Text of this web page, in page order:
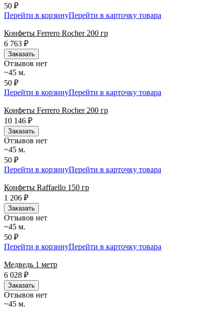
50 ₽
Перейти в корзинуПерейти в карточку товара
Конфеты Ferrero Rocher 200 гр
6 763 ₽
Заказать
Отзывов нет
~45 м.
50 ₽
Перейти в корзинуПерейти в карточку товара
Конфеты Ferrero Rocher 200 гр
10 146 ₽
Заказать
Отзывов нет
~45 м.
50 ₽
Перейти в корзинуПерейти в карточку товара
Конфеты Raffaello 150 гр
1 206 ₽
Заказать
Отзывов нет
~45 м.
50 ₽
Перейти в корзинуПерейти в карточку товара
Медведь 1 метр
6 028 ₽
Заказать
Отзывов нет
~45 м.